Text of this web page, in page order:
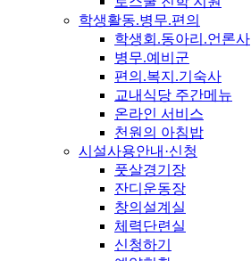
학생활동.병무.편의
학생회.동아리.언론사
병무.예비군
편의.복지.기숙사
교내식당 주간메뉴
온라인 서비스
천원의 아침밥
시설사용안내·신청
풋살경기장
잔디운동장
창의설계실
체력단련실
신청하기